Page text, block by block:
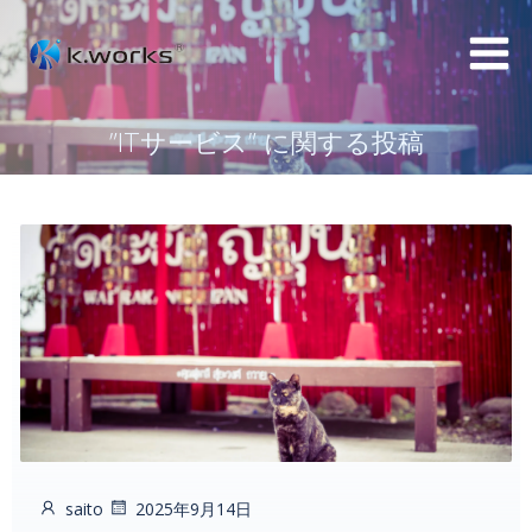
コ
ン
テ
ン
ツ
へ
キ
ッ
プ
”ITサービス” に関する投稿
saito 2025年9月14日